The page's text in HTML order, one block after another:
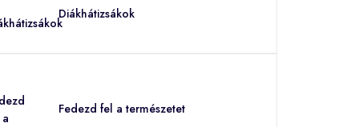
Diákhátizsákok
Fedezd fel a természetet